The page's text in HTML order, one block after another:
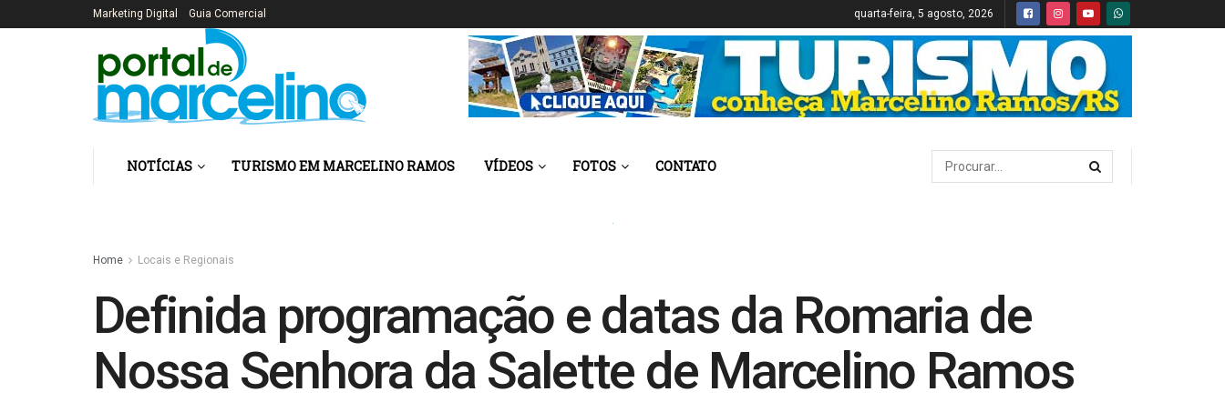
Marketing Digital Guia Comercial quarta-feira, 5 agosto, 2026
NOTÍCIAS TURISMO EM MARCELINO RAMOS VÍDEOS FOTOS CONTATO
Home Locais e Regionais
Definida programação e datas da Romaria de
Nossa Senhora da Salette de Marcelino Ramos